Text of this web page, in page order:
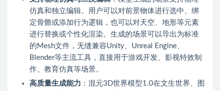
仿真和独立编辑。用户可以对前景物体进行选中、绑
定骨骼或添加行为逻辑，也可以对天空、地形等元素
进行替换或个性化渲染。生成的场景可以导出为标准
的Mesh文件，无缝兼容Unity、Unreal Engine、
Blender等主流工具，直接用于游戏开发、影视特效制
作、教育仿真等场景。
高质量生成能力 ：混元3D世界模型1.0在文生世界、图